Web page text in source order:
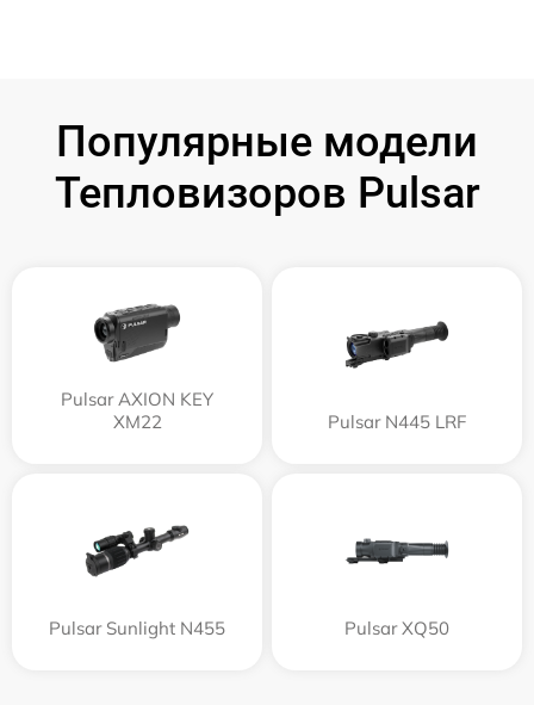
Популярные модели
Тепловизоров Pulsar
Pulsar AXION KEY
XM22
Pulsar N445 LRF
Pulsar Sunlight N455 Pulsar XQ50